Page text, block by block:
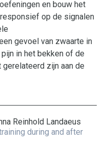
en bouw het
op de signalen
gevoel van zwaarte in
in het bekken of de
zijn aan de
Reinhold Landaeus
during and after